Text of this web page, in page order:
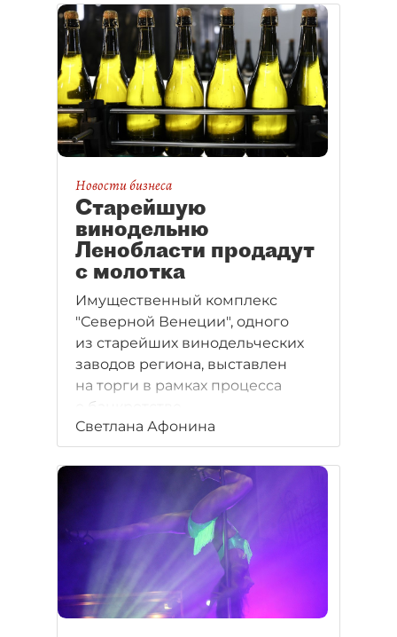
Новости бизнеса
Старейшую
винодельню
Ленобласти продадут
с молотка
Имущественный комплекс
"Северной Венеции", одного
из старейших винодельческих
заводов региона, выставлен
на торги в рамках процесса
о банкротстве.
Светлана Афонина